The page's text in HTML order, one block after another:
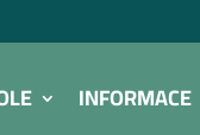
INFORMACE